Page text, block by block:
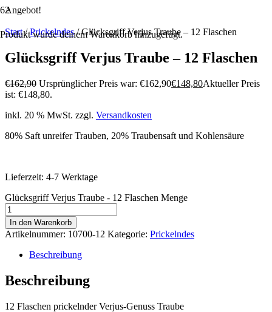
Produktwurde deinem Warenkorb hinzugefügt.
Angebot!
Start/Prickelndes/ Glücksgriff Verjus Traube – 12 Flaschen
Glücksgriff Verjus Traube – 12 Flaschen
€162,90 Ursprünglicher Preis war: €162,90€148,80Aktueller Preis
ist: €148,80.
inkl. 20 % MwSt. zzgl. Versandkosten
80% Saft unreifer Trauben, 20% Traubensaft und Kohlensäure
Lieferzeit: 4-7 Werktage
Glücksgriff Verjus Traube - 12 Flaschen Menge
In den Warenkorb
Artikelnummer: 10700-12 Kategorie: Prickelndes
Beschreibung
Beschreibung
12 Flaschen prickelnder Verjus-Genuss Traube